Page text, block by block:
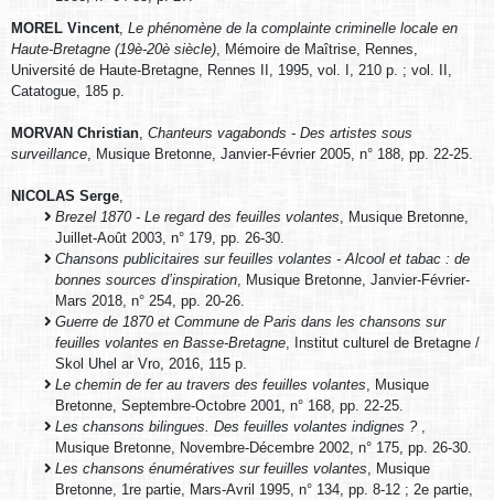
MOREL Vincent, Le phénomène de la complainte criminelle locale en
Haute-Bretagne (19è-20è siècle), Mémoire de Maîtrise, Rennes,
Université de Haute-Bretagne, Rennes II, 1995, vol. I, 210 p. ; vol. II,
Catatogue, 185 p.
MORVAN Christian, Chanteurs vagabonds - Des artistes sous
surveillance, Musique Bretonne, Janvier-Février 2005, n° 188, pp. 22-25.
NICOLAS Serge,
Brezel 1870 - Le regard des feuilles volantes, Musique Bretonne,
Juillet-Août 2003, n° 179, pp. 26-30.
Chansons publicitaires sur feuilles volantes - Alcool et tabac : de
bonnes sources d’inspiration, Musique Bretonne, Janvier-Février-
Mars 2018, n° 254, pp. 20-26.
Guerre de 1870 et Commune de Paris dans les chansons sur
feuilles volantes en Basse-Bretagne, Institut culturel de Bretagne /
Skol Uhel ar Vro, 2016, 115 p.
Le chemin de fer au travers des feuilles volantes, Musique
Bretonne, Septembre-Octobre 2001, n° 168, pp. 22-25.
Les chansons bilingues. Des feuilles volantes indignes ? ,
Musique Bretonne, Novembre-Décembre 2002, n° 175, pp. 26-30.
Les chansons énumératives sur feuilles volantes, Musique
Bretonne, 1re partie, Mars-Avril 1995, n° 134, pp. 8-12 ; 2e partie,